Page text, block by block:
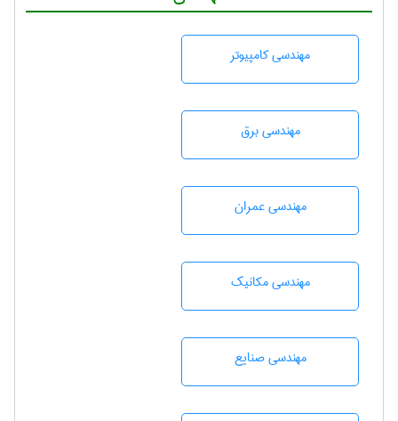
مهندسی كامپيوتر
مهندسی برق
مهندسی عمران
مهندسی مکانیک
مهندسی صنايع